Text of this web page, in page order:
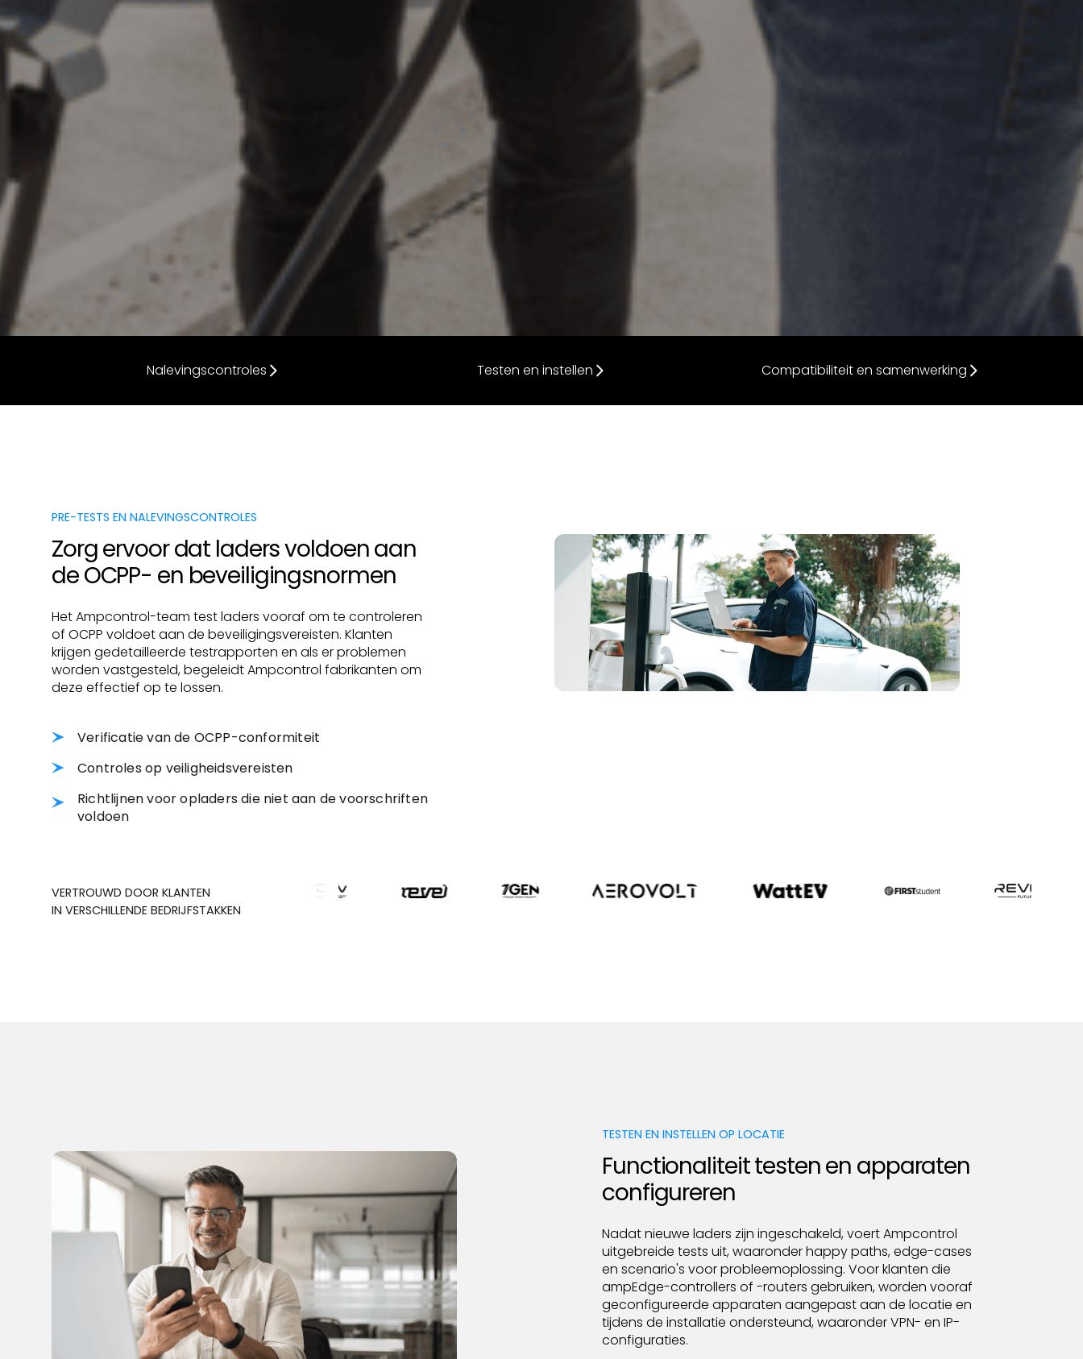
Nalevingscontroles Testen en instellen Compatibiliteit en samenwerking
PRE-TESTS EN NALEVINGSCONTROLES
Zorg ervoor dat laders voldoen aan
de OCPP- en beveiligingsnormen
Het Ampcontrol-team test laders vooraf om te controleren
of OCPP voldoet aan de beveiligingsvereisten. Klanten
krijgen gedetailleerde testrapporten en als er problemen
worden vastgesteld, begeleidt Ampcontrol fabrikanten om
deze effectief op te lossen.
Verificatie van de OCPP-conformiteit
Controles op veiligheidsvereisten
Richtlijnen voor opladers die niet aan de voorschriften
voldoen
VERTROUWD DOOR KLANTEN
IN VERSCHILLENDE BEDRIJFSTAKKEN
TESTEN EN INSTELLEN OP LOCATIE
Functionaliteit testen en apparaten
configureren
Nadat nieuwe laders zijn ingeschakeld, voert Ampcontrol
uitgebreide tests uit, waaronder happy paths, edge-cases
en scenario's voor probleemoplossing. Voor klanten die
ampEdge-controllers of -routers gebruiken, worden vooraf
geconfigureerde apparaten aangepast aan de locatie en
tijdens de installatie ondersteund, waaronder VPN- en IP-
configuraties.